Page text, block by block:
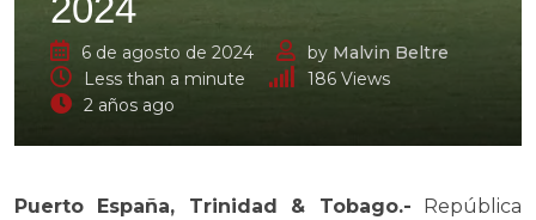
2024
6 de agosto de 2024 by Malvin Beltre
Less than a minute
186 Views
2 años ago
Puerto España, Trinidad & Tobago.- República